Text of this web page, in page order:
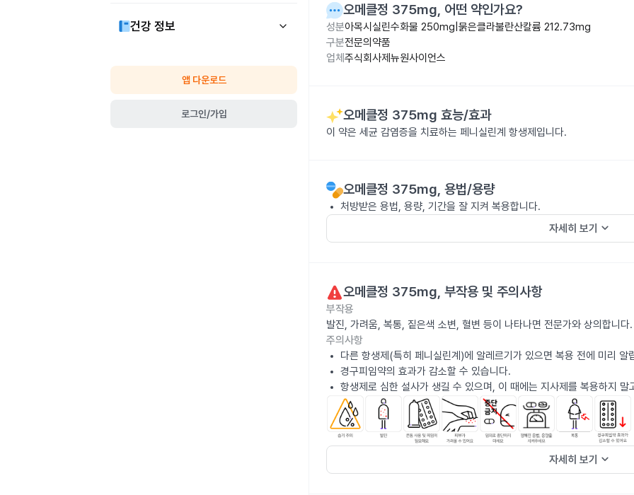
건강 정보
앱 다운로드
로그인/가입
오메클정 375mg, 어떤 약인가요?
성분아목시실린수화물 250mg|묽은클라불란산칼륨 212.73mg
구분전문의약품
업체 주식회사제뉴원사이언스
오메클정 375mg 효능/효과
이 약은 세균 감염증을 치료하는 페니실린계 항생제입니다.
오메클정 375mg, 용법/용량
처방받은 용법, 용량, 기간을 잘 지켜 복용합니다.
자세히 보기 keyboard_arrow_down
오메클정 375mg, 부작용 및 주의사항
부작용
발진, 가려움, 복통, 짙은색 소변, 혈변 등이 나타나면 전문가와 상의합니다.
주의사항
다른 항생제(특히 페니실린계)에 알레르기가 있으면 복용 전에 미리 알
경구피임약의 효과가 감소할 수 있습니다.
항생제로 심한 설사가 생길 수 있으며, 이 때에는 지사제를 복용하지 말
자세히 보기 keyboard_arrow_down